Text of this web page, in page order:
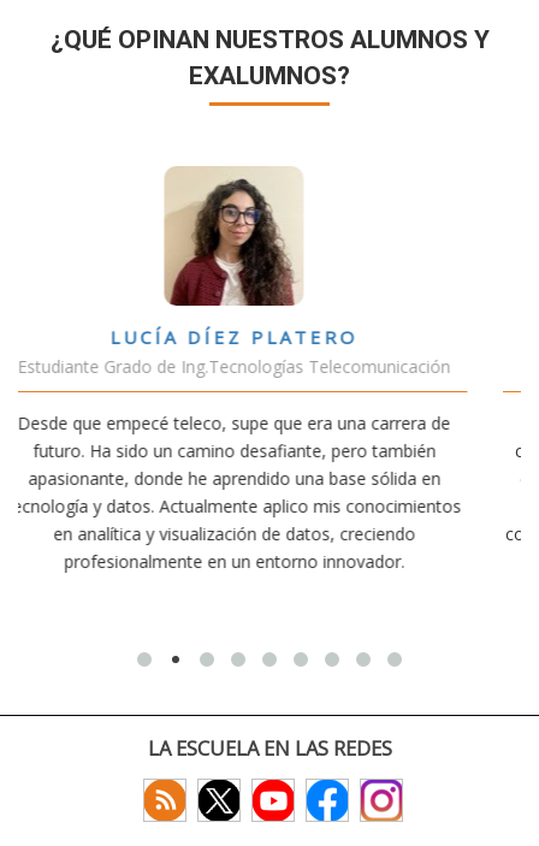
¿QUÉ OPINAN NUESTROS ALUMNOS Y
EXALUMNOS?
de
en
VÍCTOR SÁNCHEZ VALENCIA
Estudiante Doble Grado Teleco-ADE
Estudiar teleco me ha permitido comprender
conectividad afecta nuestra vida diaria. Aunque la
exige esfuerzo, he dedicado parte de mi tiempo a
actividades como el salvamento y socorrismo.
convencido de que elegir teleco ha sido una de las
decisiones que he tomado.
LA ESCUELA EN LAS REDES